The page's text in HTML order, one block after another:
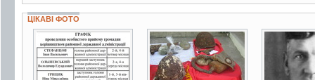
ЦІКАВІ ФОТО
3 фото 8 фото 3 фото